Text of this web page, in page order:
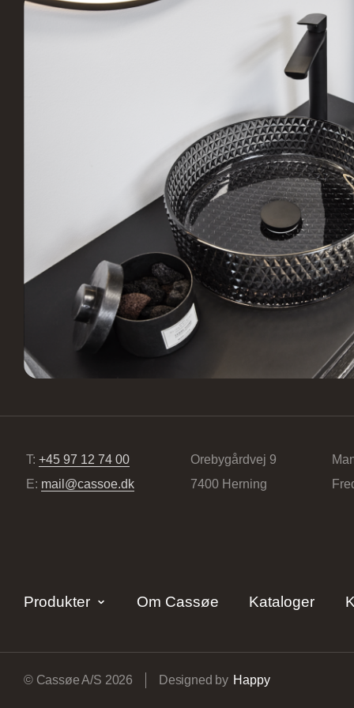
T:+45 97 12 74 00
E: mail@cassoe.dk
Orebygårdvej 9
7400 Herning
Produkter Om Cassøe Kataloger
© Cassøe A/S 2026 Designed by Happy
Stark Hillerød JKE
Vordingborg Køkkenet –
Vesterport
Ved Vesterport 9, 1612
København V, Danmark
Vejle